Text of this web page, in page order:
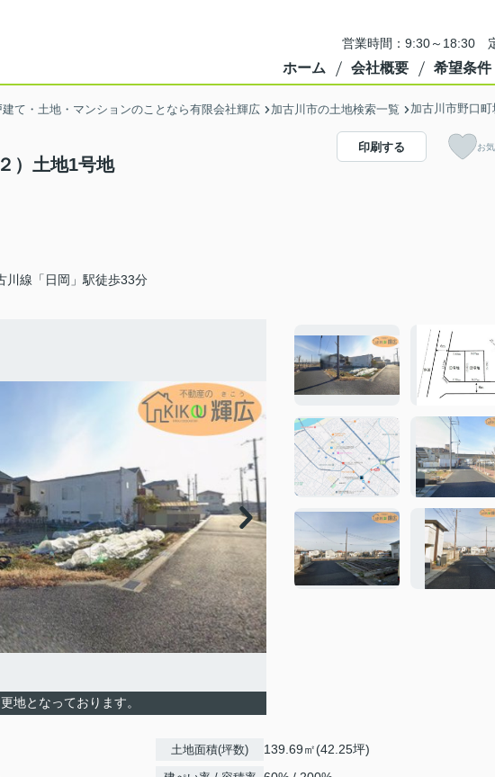
営業時間：9:30～18:30
ホーム 会社概要 希望条件
て・土地・マンションのことなら有限会社輝広 加古川市の土地検索一覧 加古川市野口
）土地1号地
川線「日岡」駅徒歩33分
印刷する お
地となっております。
土地面積(坪数) 139.69㎡(42.25坪)